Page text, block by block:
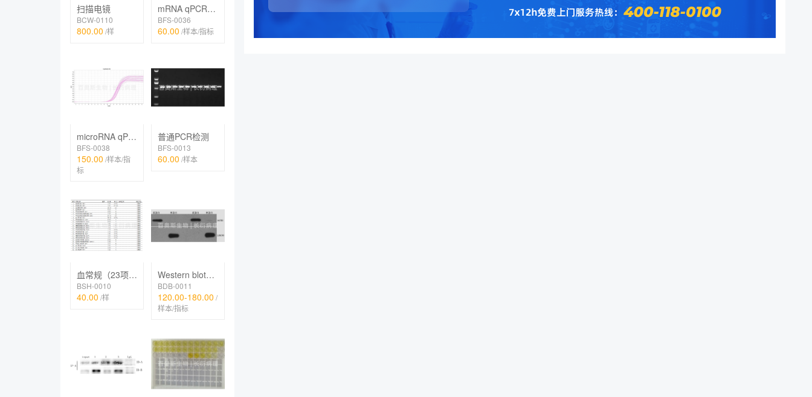
扫描电镜
BCW-0110
800.00 /样
mRNA qPCR检测
BFS-0036
60.00 /样本/指标
microRNA qPCR检测
BFS-0038
150.00 /样本/指
标
普通PCR检测
BFS-0013
60.00 /样本
血常规（23项，五分类）
BSH-0010
40.00 /样
Western blot（膜、核、线粒体等细胞器蛋白）
BDB-0011
120.00-180.00 /
样本/指标